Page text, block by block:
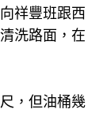
祥豐班跟西
洗路面，在
，但油桶幾